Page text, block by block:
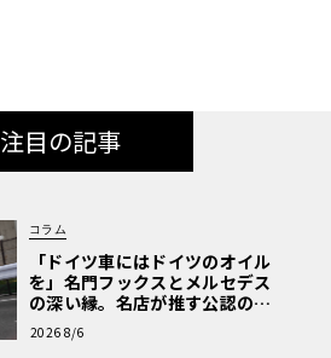
注目の記事
コラム
「ドイツ車にはドイツのオイル
を」名門フックスとメルセデス
の深い縁。名店が推す公認の安
心と、Cクラスで味わうシルキー
な走り〈PR〉
2026 8/6